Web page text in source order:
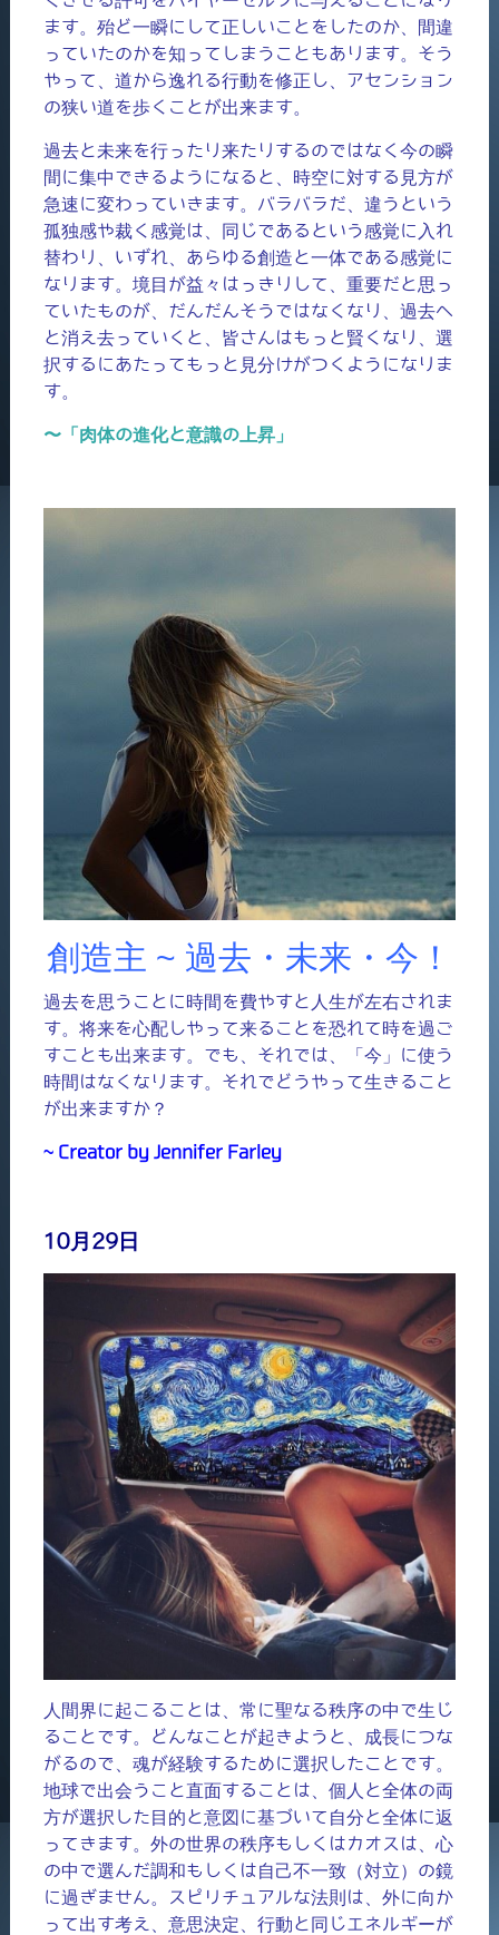
ます。殆ど一瞬にして正しいことをしたのか、間違
っていたのかを知ってしまうこともあります。そう
やって、道から逸れる行動を修正し、アセンション
の狭い道を歩くことが出来ます。
過去と未来を行ったり来たりするのではなく今の瞬
間に集中できるようになると、時空に対する見方が
急速に変わっていきます。バラバラだ、違うという
孤独感や裁く感覚は、同じであるという感覚に入れ
替わり、いずれ、あらゆる創造と一体である感覚に
なります。境目が益々はっきりして、重要だと思っ
ていたものが、だんだんそうではなくなり、過去へ
と消え去っていくと、皆さんはもっと賢くなり、選
択するにあたってもっと見分けがつくようになりま
す。
〜「肉体の進化と意識の上昇」
創造主 ~ 過去・未来・今！
過去を思うことに時間を費やすと人生が左右されま
す。将来を心配しやって来ることを恐れて時を過ご
すことも出来ます。でも、それでは、「今」に使う
時間はなくなります。それでどうやって生きること
が出来ますか？
~ Creator by Jennifer Farley
10月29日
人間界に起こることは、常に聖なる秩序の中で生じ
ることです。どんなことが起きようと、成長につな
がるので、魂が経験するために選択したことです。
地球で出会うこと直面することは、個人と全体の両
方が選択した目的と意図に基づいて自分と全体に返
ってきます。外の世界の秩序もしくはカオスは、心
の中で選んだ調和もしくは自己不一致（対立）の鏡
に過ぎません。スピリチュアルな法則は、外に向か
って出す考え、意思決定、行動と同じエネルギーが